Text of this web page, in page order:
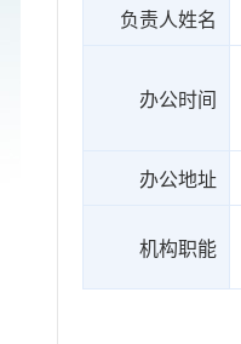
负责人姓名
办公时间
办公地址
机构职能